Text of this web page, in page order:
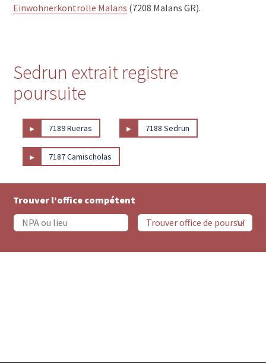
Einwohnerkontrolle Malans (7208 Malans GR).
Sedrun extrait registre
poursuite
▸ 7189 Rueras ▸ 7188 Sedrun
▸ 7187 Camischolas
Trouver l’office compétent